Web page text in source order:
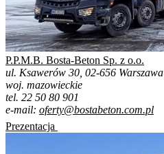
P.P.M.B. Bosta-Beton Sp. z o.o.
ul. Ksawerów 30, 02-656 Warszawa
woj. mazowieckie
tel. 22 50 80 901
e-mail: oferty@bostabeton.com.pl
Prezentacja